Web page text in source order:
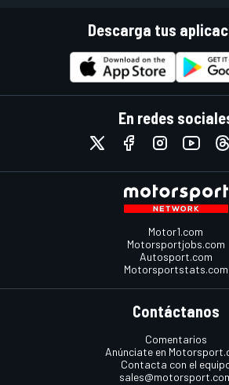
Descarga tus
En redes
Motor1.com
Motorsportjobs.com
Autosport.com
Motorsportstats.com
Contáctanos
Comentarios
Anúnciate en
Contacta con el